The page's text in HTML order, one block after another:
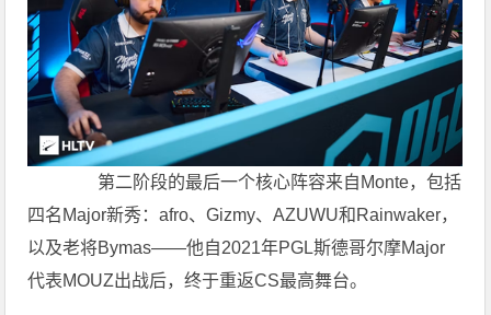
第二阶段的最后一个核心阵容来自Monte，包括
四名Major新秀：afro、Gizmy、AZUWU和Rainwaker，
以及老将Bymas——他自2021年PGL斯德哥尔摩Major
代表MOUZ出战后，终于重返CS最高舞台。